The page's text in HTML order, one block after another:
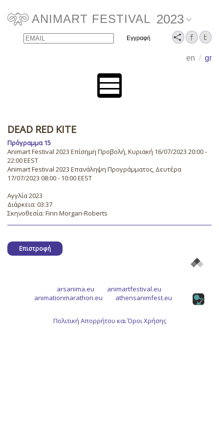
ANIMART FESTIVAL 2023
en / gr
Email Name
DEAD RED KITE
Πρόγραμμα 15
Animart Festival 2023 Επίσημη Προβολή, Κυριακή 16/07/2023 20:00 -
22:00 EEST
Animart Festival 2023 Επανάληψη Προγράμματος, Δευτέρα
17/07/2023 08:00 - 10:00 EEST
Αγγλία 2023
Διάρκεια: 03:37
Σκηνοθεσία: Finn Morgan-Roberts
Επιστροφή
arsanima.eu
animartfestival.eu
animationmarathon.eu
athensanimfest.eu
Πολιτική Απορρήτου και Όροι Χρήσης